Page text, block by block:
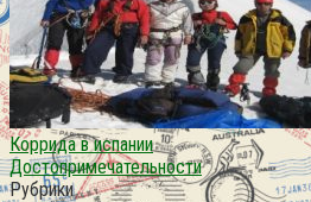
Коррида в испании
Достопримечательности
Рубрики